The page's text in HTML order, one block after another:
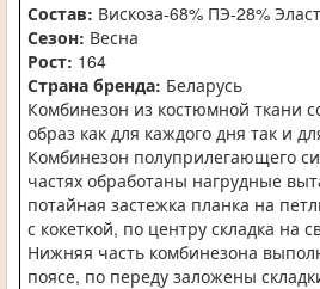
Состав: Вискоза-68% ПЭ-28%
Сезон: Весна
Рост: 164
Страна бренда: Беларусь
Комбинезон из костюмной ткани
образ как для каждого дня так и
Комбинезон полуприлегающего
частях обработаны нагрудные
потайная застежка планка на
с кокеткой, по центру складка на
Нижняя часть комбинезона
поясе, по переду заложены